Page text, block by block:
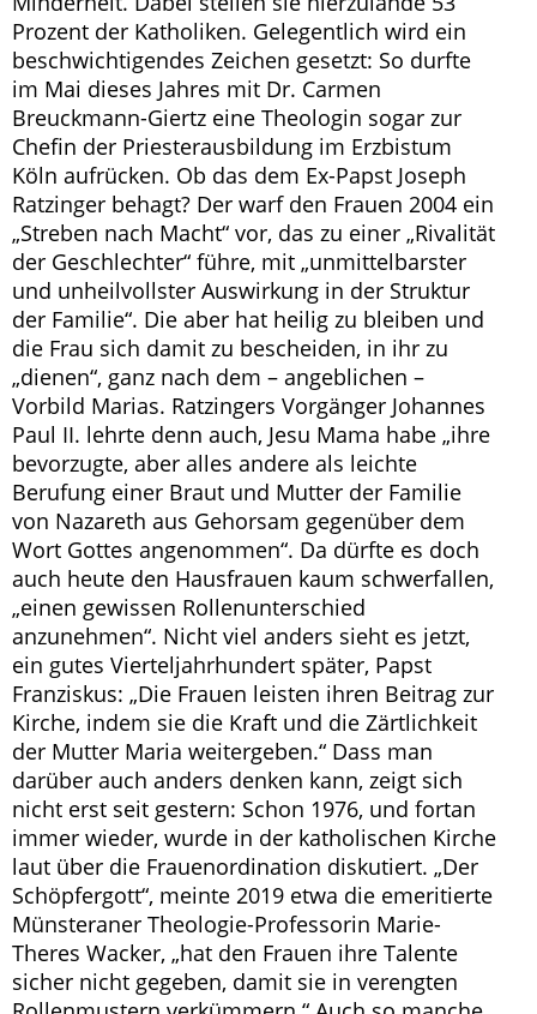
Prozent der Katholiken. Gelegentlich wird ein
beschwichtigendes Zeichen gesetzt: So durfte
im Mai dieses Jahres mit Dr. Carmen
Breuckmann-Giertz eine Theologin sogar zur
Chefin der Priesterausbildung im Erzbistum
Köln aufrücken. Ob das dem Ex-Papst Joseph
Ratzinger behagt? Der warf den Frauen 2004 ein
„Streben nach Macht“ vor, das zu einer „Rivalität
der Geschlechter“ führe, mit „unmittelbarster
und unheilvollster Auswirkung in der Struktur
der Familie“. Die aber hat heilig zu bleiben und
die Frau sich damit zu bescheiden, in ihr zu
„dienen“, ganz nach dem – angeblichen –
Vorbild Marias. Ratzingers Vorgänger Johannes
Paul II. lehrte denn auch, Jesu Mama habe „ihre
bevorzugte, aber alles andere als leichte
Berufung einer Braut und Mutter der Familie
von Nazareth aus Gehorsam gegenüber dem
Wort Gottes angenommen“. Da dürfte es doch
auch heute den Hausfrauen kaum schwerfallen,
„einen gewissen Rollenunterschied
anzunehmen“. Nicht viel anders sieht es jetzt,
ein gutes Vierteljahrhundert später, Papst
Franziskus: „Die Frauen leisten ihren Beitrag zur
Kirche, indem sie die Kraft und die Zärtlichkeit
der Mutter Maria weitergeben.“ Dass man
darüber auch anders denken kann, zeigt sich
nicht erst seit gestern: Schon 1976, und fortan
immer wieder, wurde in der katholischen Kirche
laut über die Frauenordination diskutiert. „Der
Schöpfergott“, meinte 2019 etwa die emeritierte
Münsteraner Theologie-Professorin Marie-
Theres Wacker, „hat den Frauen ihre Talente
sicher nicht gegeben, damit sie in verengten